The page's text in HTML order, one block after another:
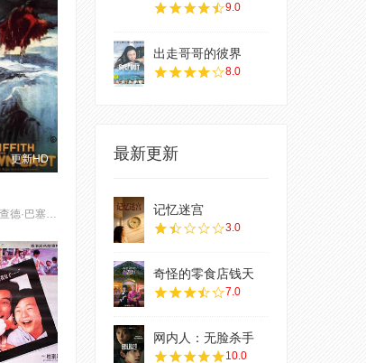
更新HD
丽莲·吉许,理查德·巴塞尔梅斯,Mrs. David Landau,洛威·舍曼,布尔·麦因托什,Josephine Bernard,Mrs. Morgan Belmont,Patricia Fruen,弗洛伦斯·肖特,凯特·布鲁斯,Vivia Ogden,波特·斯特朗,George Neville,Edgar Nelson,Mary Hay,克莱顿·黑尔,埃米莉·菲茨罗伊,卡罗尔·戴姆斯特,保罗·波尔卡西,Athole Shearer,瑙玛·希拉
9.0
出走哥哥的彼界
8.0
最新更新
记忆迷宫
3.0
奇怪的零食店钱天
7.0
网内人：无脸杀手
10.0